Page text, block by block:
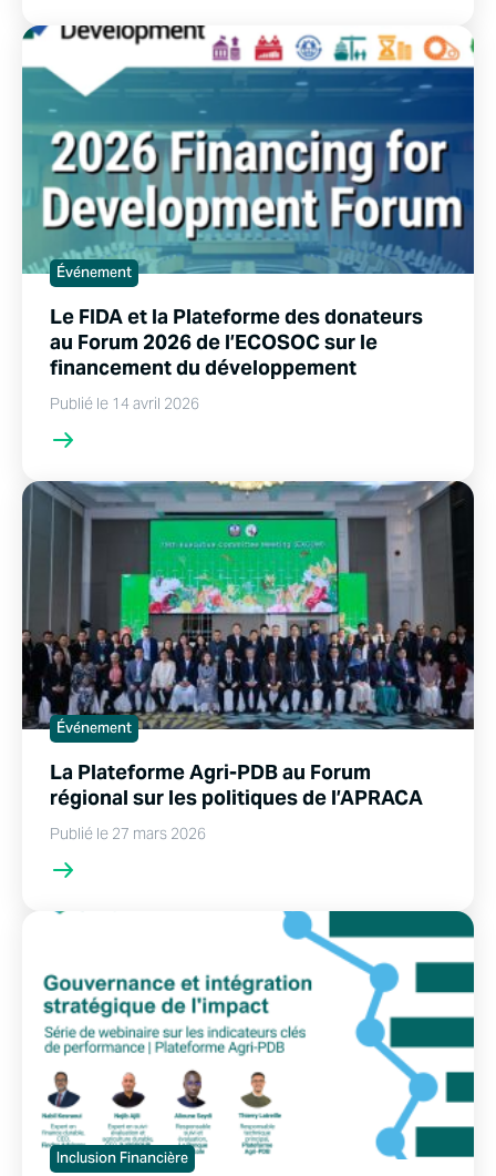
Événement
Le FIDA et la Plateforme des donateurs
au Forum 2026 de l’ECOSOC sur le
financement du développement
Publié le 14 avril 2026
Événement
La Plateforme Agri-PDB au Forum
régional sur les politiques de l’APRACA
Publié le 27 mars 2026
Inclusion Financière